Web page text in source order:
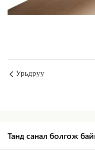
Урьдруу
Танд санал болгож